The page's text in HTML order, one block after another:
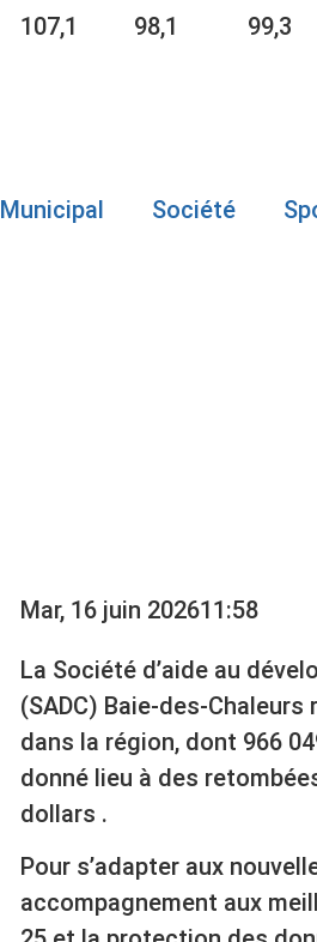
107,1 98,1 99,3
Municipal Société
Mar, 16 juin 202611:58
La Société d’aide au
(SADC) Baie-des-
dans la région, dont 966
donné lieu à des
dollars .
Pour s’adapter aux
accompagnement aux